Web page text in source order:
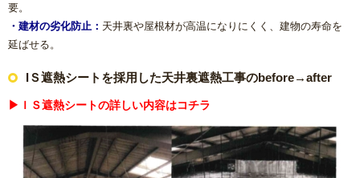
玄関ドアリフォーム
遮熱対策リフォーム
内装リフォーム
要。
・建材の劣化防止： 天井裏や屋根材が高温になりにくく、建物の寿命を
延ばせる。
IＳ遮熱シートを採用した天井裏遮熱工事のbefore→after
▶ＩＳ遮熱シートの詳しい内容はコチラ